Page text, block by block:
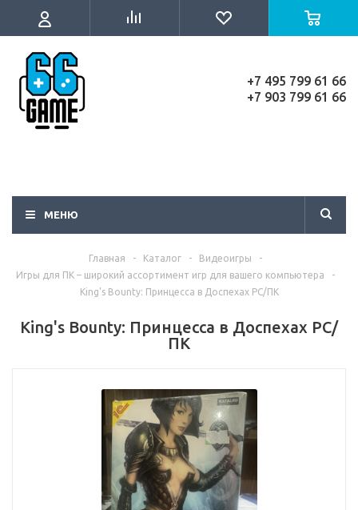
+7 495 799 61 66
+7 903 799 61 66
МЕНЮ
Главная - Каталог - Видеоигры
-
Игры для ПК – широкий ассортимент игр для вашего компьютера
-
King's Bounty: Принцесса в Доспехах PC/ПК
King's Bounty: Принцесса в Доспехах PC/
ПК